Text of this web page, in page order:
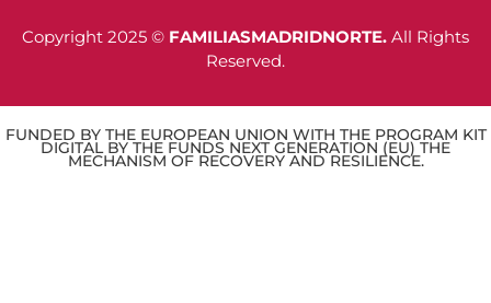
Copyright 2025 © FAMILIASMADRIDNORTE. All Rights
Reserved.
FUNDED BY THE EUROPEAN UNION WITH THE PROGRAM KIT
DIGITAL BY THE FUNDS NEXT GENERATION (EU) THE
MECHANISM OF RECOVERY AND RESILIENCE.